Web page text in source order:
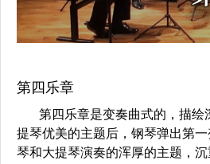
第四乐章
第四乐章是变奏曲式的，描
提琴优美的主题后，钢琴弹出第
琴和大提琴演奏的浑厚的主题，